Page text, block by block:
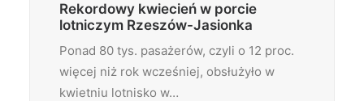
Rekordowy kwiecień w porcie
lotniczym Rzeszów-Jasionka
Ponad 80 tys. pasażerów, czyli o 12 proc.
więcej niż rok wcześniej, obsłużyło w
kwietniu lotnisko w…